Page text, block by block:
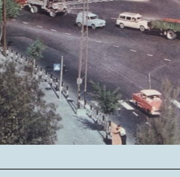
דה מאקר